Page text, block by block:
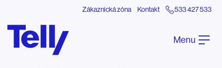
Zákaznická zóna Kontakt 533 427 533
Menu